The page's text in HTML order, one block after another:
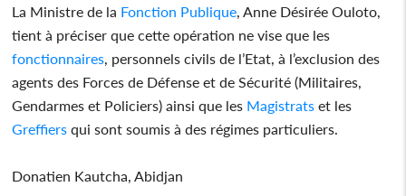
La Ministre de la Fonction Publique, Anne Désirée Ouloto,
tient à préciser que cette opération ne vise que les
fonctionnaires, personnels civils de l’Etat, à l’exclusion des
agents des Forces de Défense et de Sécurité (Militaires,
Gendarmes et Policiers) ainsi que les Magistrats et les
Greffiers qui sont soumis à des régimes particuliers.
Donatien Kautcha, Abidjan